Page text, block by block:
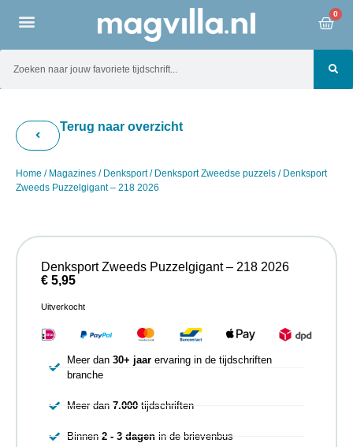
0
Terug naar overzicht
Home / Magazines / Denksport/ Denksport Zweedse puzzels / Denksport
Zweeds Puzzelgigant – 218 2026
Denksport Zweeds Puzzelgigant – 218 2026
€ 5,95
Uitverkocht
Meer dan 30+ jaarervaring in de tijdschriften
branche
Meer dan 7.000tijdschriften
Binnen 2 - 3 dagenin de brievenbus